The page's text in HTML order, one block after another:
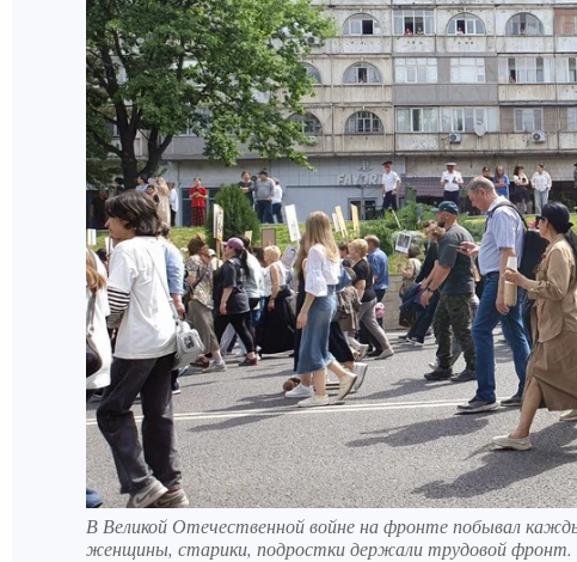
В Великой Отечественной войне на фронте побывал
женщины, старики, подростки держали трудовой фронт.